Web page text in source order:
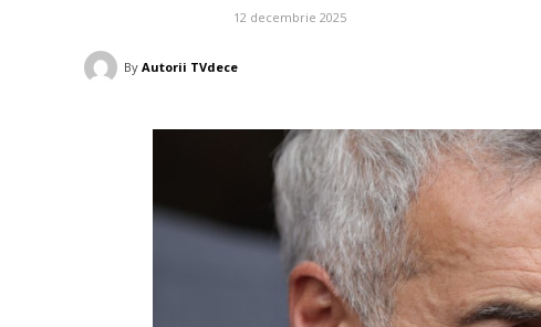
12 decembrie 2025
By Autorii TVdece